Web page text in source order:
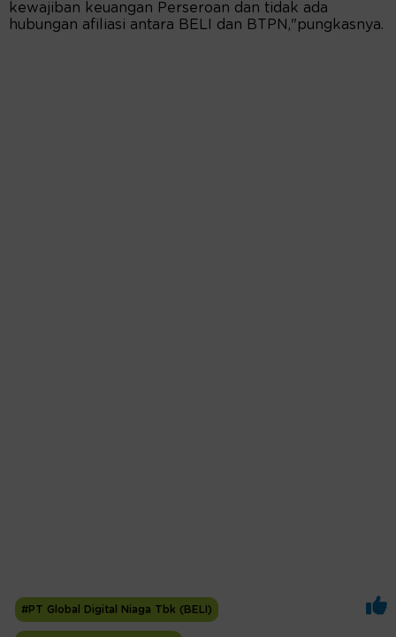
kewajiban keuangan Perseroan dan tidak ada
hubungan afiliasi antara BELI dan BTPN,"pungkasnya.
#PT Global Digital Niaga Tbk (BELI)